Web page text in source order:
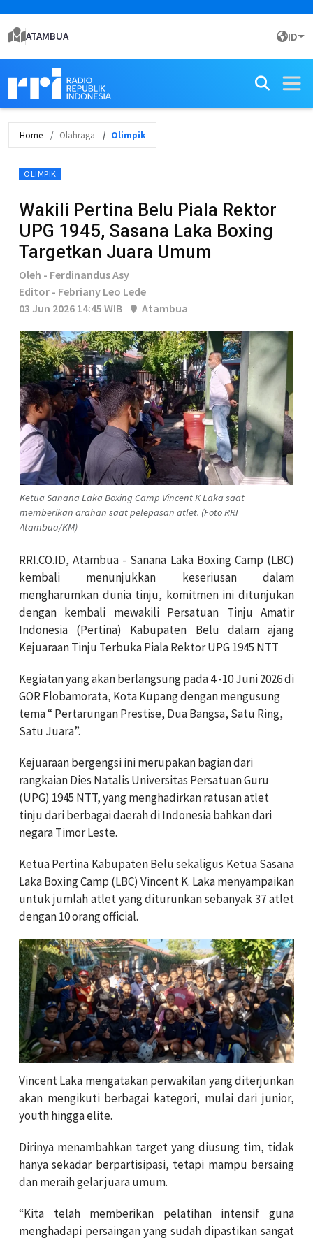
ATAMBUA ID
Home Olahraga Olimpik
OLIMPIK
Wakili Pertina Belu Piala Rektor
UPG 1945, Sasana Laka Boxing
Targetkan Juara Umum
Oleh - Ferdinandus Asy
Editor - Febriany Leo Lede
03 Jun 2026 14:45 WIB
Atambua
Ketua Sanana Laka Boxing Camp Vincent K Laka saat
memberikan arahan saat pelepasan atlet. (Foto RRI
Atambua/KM)
RRI.CO.ID, Atambua - Sanana Laka Boxing Camp (LBC)
kembali menunjukkan keseriusan dalam
mengharumkan dunia tinju, komitmen ini ditunjukan
dengan kembali mewakili Persatuan Tinju Amatir
Indonesia (Pertina) Kabupaten Belu dalam ajang
Kejuaraan Tinju Terbuka Piala Rektor UPG 1945 NTT
Kegiatan yang akan berlangsung pada 4 -10 Juni 2026 di
GOR Flobamorata, Kota Kupang dengan mengusung
tema “ Pertarungan Prestise, Dua Bangsa, Satu Ring,
Satu Juara”.
Kejuaraan bergengsi ini merupakan bagian dari
rangkaian Dies Natalis Universitas Persatuan Guru
(UPG) 1945 NTT, yang menghadirkan ratusan atlet
tinju dari berbagai daerah di Indonesia bahkan dari
negara Timor Leste.
Ketua Pertina Kabupaten Belu sekaligus Ketua Sasana
Laka Boxing Camp (LBC) Vincent K. Laka menyampaikan
untuk jumlah atlet yang diturunkan sebanyak 37 atlet
dengan 10 orang official.
Vincent Laka mengatakan perwakilan yang diterjunkan
akan mengikuti berbagai kategori, mulai dari junior,
youth hingga elite.
Dirinya menambahkan target yang diusung tim, tidak
hanya sekadar berpartisipasi, tetapi mampu bersaing
dan meraih gelar juara umum.
“Kita telah memberikan pelatihan intensif guna
menghadapi persaingan yang sudah dipastikan sangat